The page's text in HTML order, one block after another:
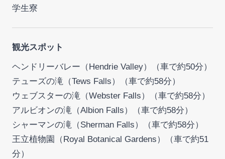
学生寮
観光スポット
ヘンドリーバレー（Hendrie Valley）（車で約50分）
テューズの滝（Tews Falls）（車で約58分）
ウェブスターの滝（Webster Falls）（車で約58分）
アルビオンの滝（Albion Falls）（車で約58分）
シャーマンの滝（Sherman Falls）（車で約58分）
王立植物園（Royal Botanical Gardens）（車で約51
分）